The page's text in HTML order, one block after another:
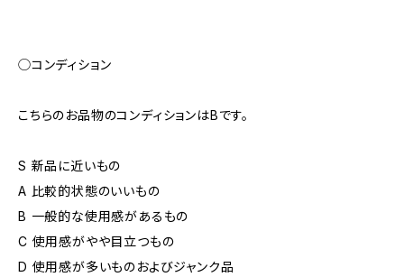
◯コンディション
こちらのお品物のコンディションはBです。
S 新品に近いもの
A 比較的状態のいいもの
B 一般的な使用感があるもの
C 使用感がやや目立つもの
D 使用感が多いものおよびジャンク品